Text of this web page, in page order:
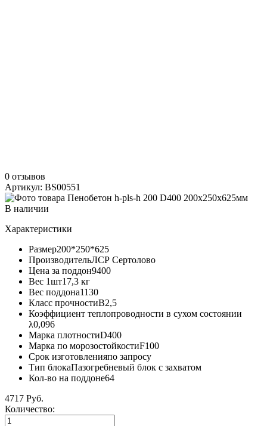
0 отзывов
Артикул: BS00551
В наличии
Характеристики
Размер200*250*625
ПроизводительЛСР Сертолово
Цена за поддон9400
Вес 1шт17,3 кг
Вес поддона1130
Класс прочностиB2,5
Коэффициент теплопроводности в сухом состоянии
λ0,096
Марка плотностиD400
Марка по морозостойкостиF100
Срок изготовленияпо запросу
Тип блокаПазогребневый блок с захватом
Кол-во на поддоне64
4717 Руб.
Количество: